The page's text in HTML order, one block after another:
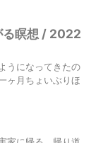
る瞑想 / 2022
うになってきたの
ヶ月ちょいぶりほ